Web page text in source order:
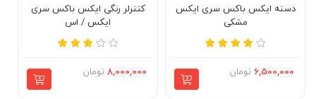
دسته ایکس باکس سری ایکس
مشکی
6,500,000 تومان
کنترلر رنگی ایکس باکس سری
ایکس / اس
8,000,000 تومان